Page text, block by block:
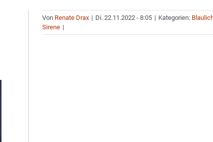
Von Renate Drax | Di. 22.11.2022 - 8:05 | Kategorien:
Sirene |